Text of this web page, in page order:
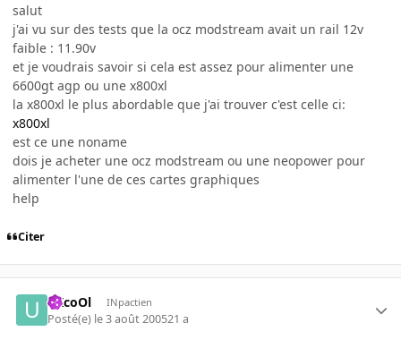
salut
j'ai vu sur des tests que la ocz modstream avait un rail 12v
faible : 11.90v
et je voudrais savoir si cela est assez pour alimenter une
6600gt agp ou une x800xl
la x800xl le plus abordable que j'ai trouver c'est celle ci:
x800xl
est ce une noname
dois je acheter une ocz modstream ou une neopower pour
alimenter l'une de ces cartes graphiques
help
Citer
uXcoOl INpactien
Posté(e) le 3 août 200521 a